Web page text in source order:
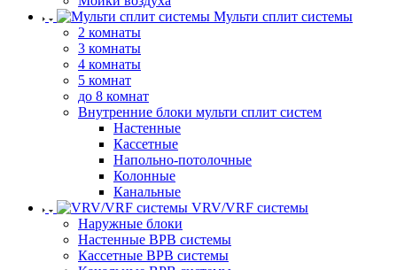
Мульти сплит системы
2 комнаты
3 комнаты
4 комнаты
5 комнат
до 8 комнат
Внутренние блоки мульти сплит систем
Настенные
Кассетные
Напольно-потолочные
Колонные
Канальные
VRV/VRF системы
Наружные блоки
Настенные ВРВ системы
Кассетные ВРВ системы